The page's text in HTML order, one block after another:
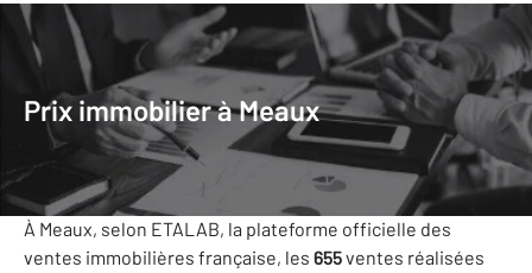
Prix immobilier à Meaux
Accueil Prix Immobilier Île-de-France Seine-et-Marne
Meaux
Meaux
Le prix de l'immobilier au m²
À Meaux, selon ETALAB, la plateforme officielle des
ventes immobilières française, les 655ventes réalisées